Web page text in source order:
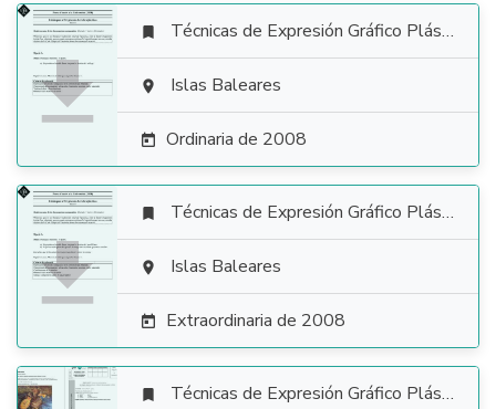

 Técnicas de Expresión Gráfico Plástica
 Islas Baleares
 Ordinaria de 2008

 Técnicas de Expresión Gráfico Plástica
 Islas Baleares
 Extraordinaria de 2008
 Técnicas de Expresión Gráfico Plástica